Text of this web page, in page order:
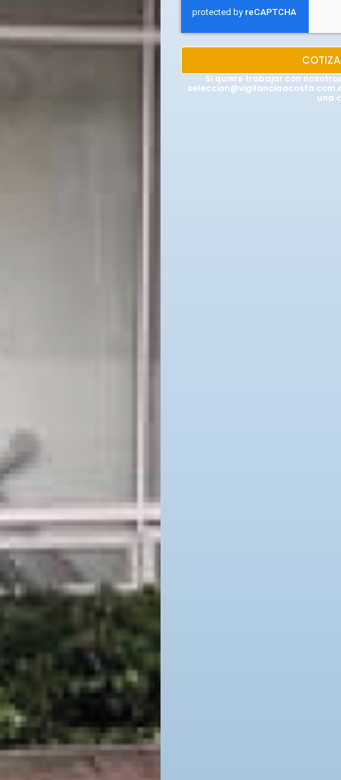
Si quiere trabajar con
una